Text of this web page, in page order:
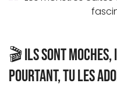
🎬 Ils sont
pourtant, tu les